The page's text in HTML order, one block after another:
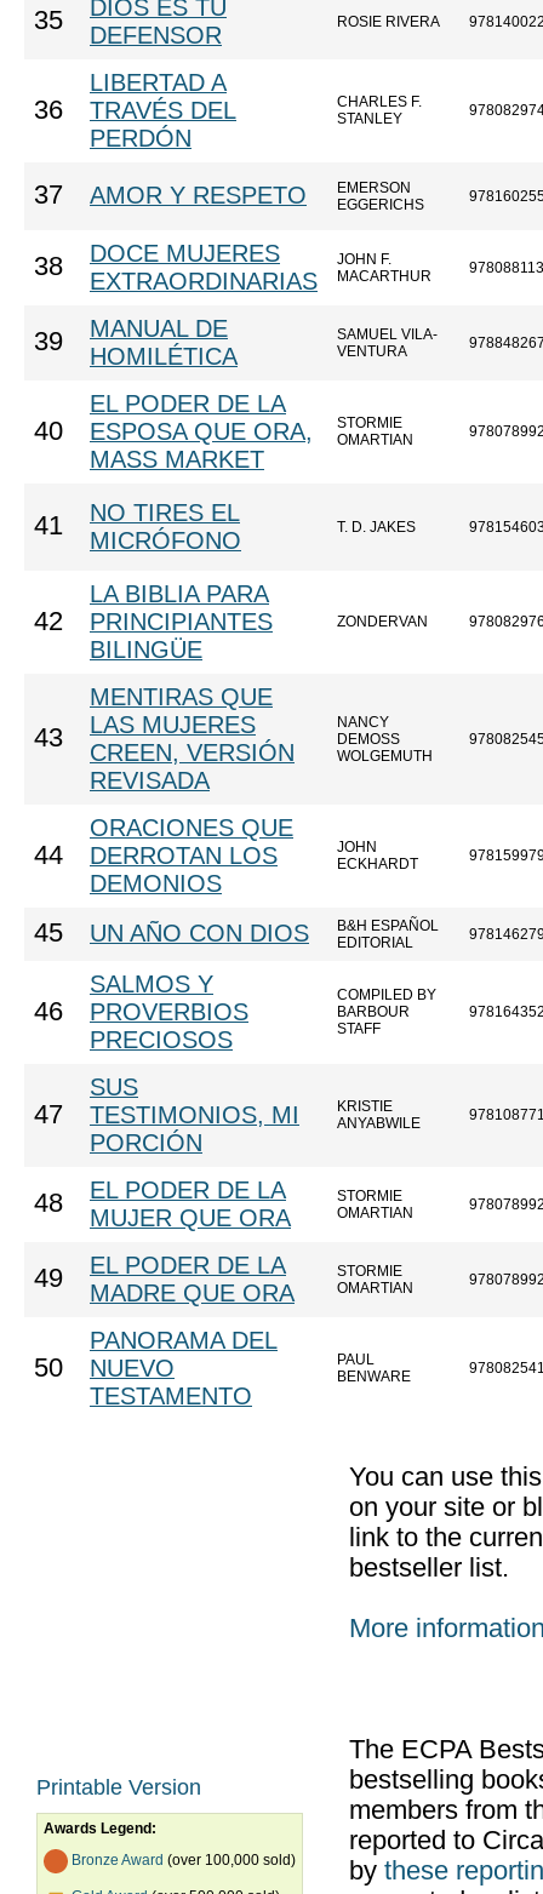
35
DIOS ES TU
DEFENSOR
ROSIE RIVERA
36
LIBERTAD A
TRAVÉS DEL
PERDÓN
CHARLES F.
STANLEY
37 AMOR Y RESPETO
EMERSON
EGGERICHS
38
DOCE MUJERES
EXTRAORDINARIAS
JOHN F.
MACARTHUR
39
MANUAL DE
HOMILÉTICA
SAMUEL VILA-
VENTURA
40
EL PODER DE LA
ESPOSA QUE ORA,
MASS MARKET
STORMIE
OMARTIAN
41
NO TIRES EL
MICRÓFONO
T. D. JAKES
42
LA BIBLIA PARA
PRINCIPIANTES
BILINGÜE
ZONDERVAN
43
MENTIRAS QUE
LAS MUJERES
CREEN, VERSIÓN
REVISADA
NANCY
DEMOSS
WOLGEMUTH
44
ORACIONES QUE
DERROTAN LOS
DEMONIOS
JOHN
ECKHARDT
45 UN AÑO CON DIOS
B&H ESPAÑOL
EDITORIAL
46
SALMOS Y
PROVERBIOS
PRECIOSOS
COMPILED BY
BARBOUR
STAFF
47
SUS
TESTIMONIOS, MI
PORCIÓN
KRISTIE
ANYABWILE
48
EL PODER DE LA
MUJER QUE ORA
STORMIE
OMARTIAN
49
EL PODER DE LA
MADRE QUE ORA
STORMIE
OMARTIAN
50
PANORAMA DEL
NUEVO
TESTAMENTO
PAUL
BENWARE
Printable Version
Awards Legend:
Bronze Award (over 100,000 sold)
You can use
on your site or
link to the
bestseller list.
More
The ECPA
bestselling
members from
reported to
by these